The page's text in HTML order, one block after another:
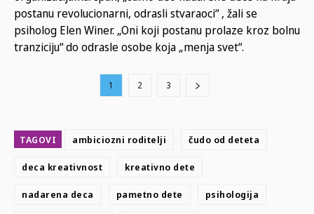
postanu revolucionarni, odrasli stvaraoci“ , žali se
psiholog Elen Winer. „Oni koji postanu prolaze kroz bolnu
tranziciju“ do odrasle osobe koja „menja svet“.
1 2 3
TAGOVI ambiciozni roditelji čudo od deteta
deca kreativnost kreativno dete
nadarena deca pametno dete psihologija